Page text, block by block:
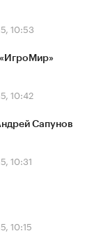
10:53
10:42
Сапунов
10:31
10:15